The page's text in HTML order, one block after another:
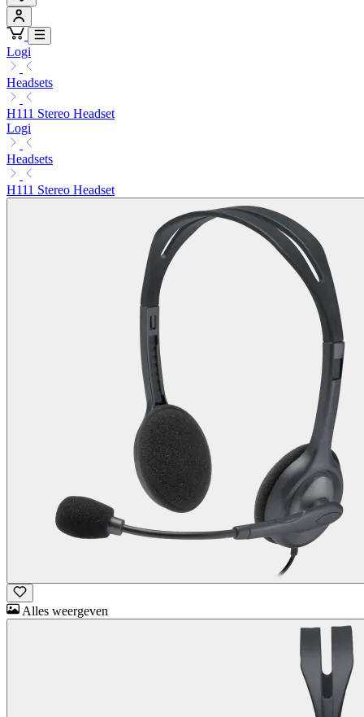
Logi
Headsets
H111 Stereo Headset
Logi
Headsets
H111 Stereo Headset
Alles weergeven